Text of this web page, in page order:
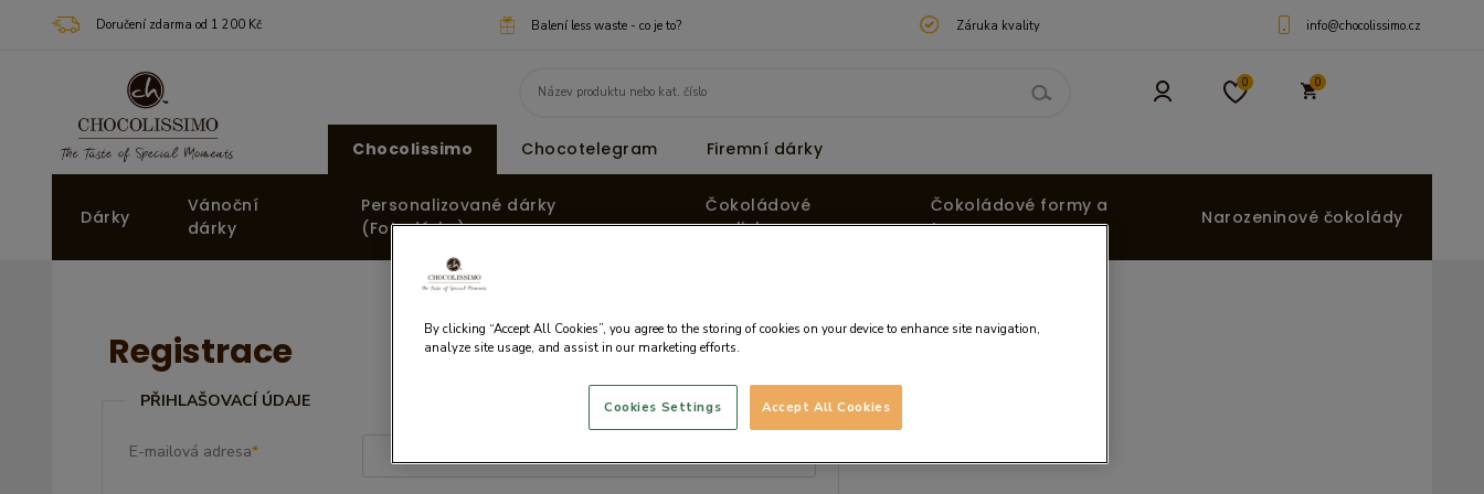
Doručení zdarma od 1 200 Kč Balení less waste - co je to? Záruka kvality info@chocolissimo.cz
0 0
Chocolissimo Chocotelegram Firemní dárky
Dárky
Vánoční
dárky
Personalizované dárky
(Fotodárky)
Čokoládové
pralinky
Čokoládové formy a
tvary
Narozeninové čokolády
Registrace
PŘIHLAŠOVACÍ ÚDAJE
E-mailová adresa*
By clicking “Accept All Cookies”, you agree to the storing of cookies on your device to enhance site navigation,
analyze site usage, and assist in our marketing efforts.
Accept All Cookies
Cookies Settings